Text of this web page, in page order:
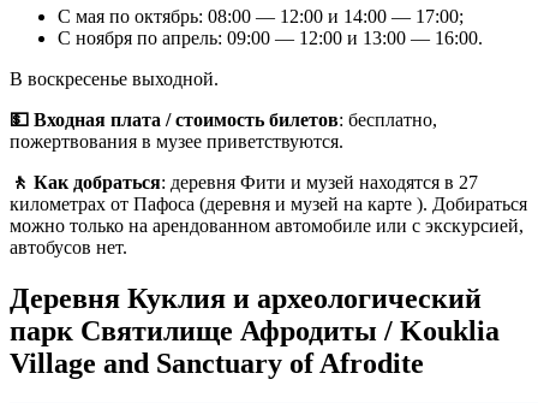
С мая по октябрь: 08:00 — 12:00 и 14:00 — 17:00;
С ноября по апрель: 09:00 — 12:00 и 13:00 — 16:00.
В воскресенье выходной.
💵 Входная плата / стоимость билетов: бесплатно,
пожертвования в музее приветствуются.
🚶 Как добраться: деревня Фити и музей находятся в 27
километрах от Пафоса (деревня и музей на карте ). Добираться
можно только на арендованном автомобиле или с экскурсией,
автобусов нет.
Деревня Куклия и археологический
парк Святилище Афродиты / Kouklia
Village and Sanctuary of Afrodite